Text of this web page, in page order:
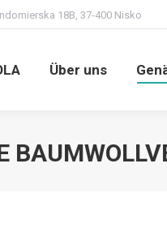
18B, 37-400 Nisko
Über uns
Über uns